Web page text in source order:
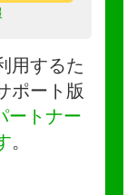
用するた
ポート版
ートナー
。